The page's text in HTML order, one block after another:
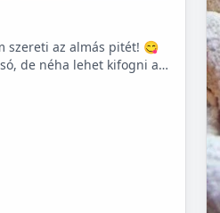
az almás pitét! 😋
de néha lehet kifogni a